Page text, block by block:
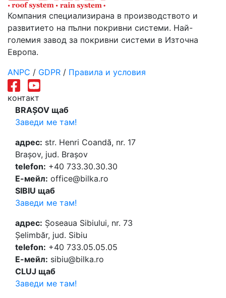
Компания специализирана в производството и
развитието на пълни покривни системи. Най-
големия завод за покривни системи в Източна
Европа.
ANPC / GDPR / Правила и условия
контакт
BRAȘOV щаб
Заведи ме там!
адрес: str. Henri Coandă, nr. 17
Brașov, jud. Brașov
telefon: +40 733.30.30.30
Е-мейл: office@bilka.ro
SIBIU щаб
Заведи ме там!
адрес: Șoseaua Sibiului, nr. 73
Șelimbăr, jud. Sibiu
telefon: +40 733.05.05.05
Е-мейл: sibiu@bilka.ro
CLUJ щаб
Заведи ме там!